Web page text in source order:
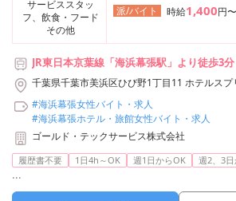
サービススタッ
フ、飲食・フード
その他
派/バイト 時給1,400円〜
JR東日本京葉線「海浜幕張駅」より徒歩3分
千葉県千葉市美浜区ひび野1丁目11 ホテルス
#海浜幕張女性バイト・求人
#海浜幕張ホテル・旅館女性バイト・求人
ゴールド・テックサービス株式会社
履歴書不要 1日4h～OK 週1日からOK 週2、3
...